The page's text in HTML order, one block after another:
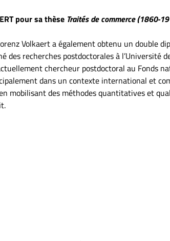
pour sa thèse Traités de commerce (1860-
Volkaert a également obtenu un double
des recherches postdoctorales à l’Université
chercheur postdoctoral au Fonds
dans un contexte international et
mobilisant des méthodes quantitatives et